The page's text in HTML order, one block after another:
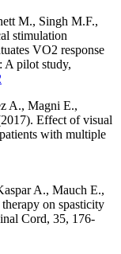
M., Singh M.F.,
stimulation
VO2 response
A pilot study,
A., Magni E.,
Effect of visual
with multiple
A., Mauch E.,
on spasticity
Cord, 35, 176-